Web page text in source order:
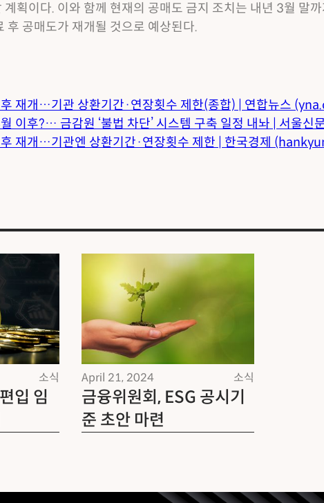
획이다. 이와 함께 현재의 공매도 금지 조치는 내년 3월 말까
후 공매도가 재개될 것으로 예상된다.
재개…기관 상환기간·연장횟수 제한(종합) | 연합뉴스
이후?… 금감원 ‘불법 차단’ 시스템 구축 일정 내놔 | 서울신
재개…기관엔 상환기간·연장횟수 제한 | 한국경제
소식
입 임
April 21, 2024 소식
금융위원회, ESG 공시기
준 초안 마련